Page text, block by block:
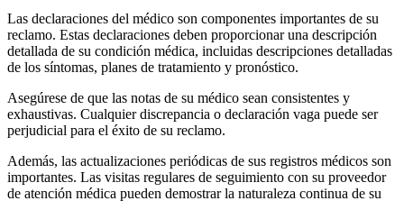
Las declaraciones del médico son componentes importantes de su
reclamo. Estas declaraciones deben proporcionar una descripción
detallada de su condición médica, incluidas descripciones detalladas
de los síntomas, planes de tratamiento y pronóstico.
Asegúrese de que las notas de su médico sean consistentes y
exhaustivas. Cualquier discrepancia o declaración vaga puede ser
perjudicial para el éxito de su reclamo.
Además, las actualizaciones periódicas de sus registros médicos son
importantes. Las visitas regulares de seguimiento con su proveedor
de atención médica pueden demostrar la naturaleza continua de su